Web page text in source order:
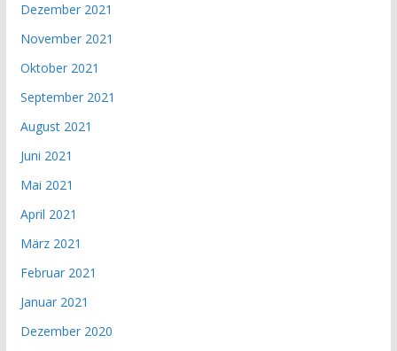
Dezember 2021
November 2021
Oktober 2021
September 2021
August 2021
Juni 2021
Mai 2021
April 2021
März 2021
Februar 2021
Januar 2021
Dezember 2020